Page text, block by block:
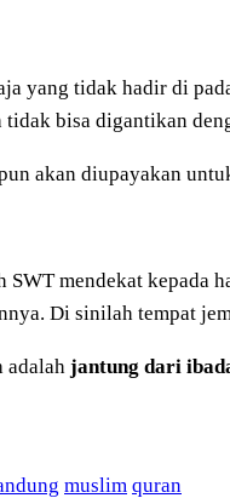
yang tidak hadir di
tidak bisa digantikan
akan diupayakan
mendekat kepada
Di sinilah tempat
adalah jantung dari
muslim quran